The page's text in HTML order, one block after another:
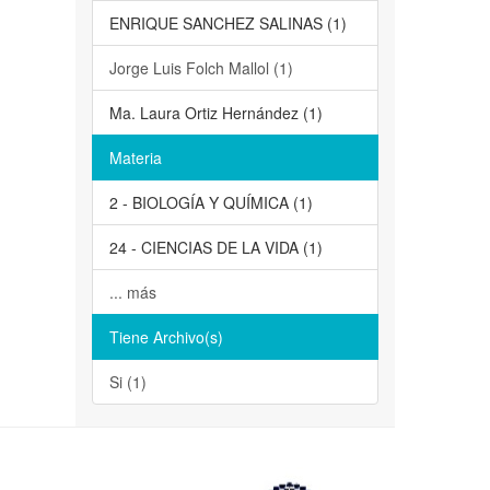
ENRIQUE SANCHEZ SALINAS (1)
Jorge Luis Folch Mallol (1)
Ma. Laura Ortiz Hernández (1)
Materia
2 - BIOLOGÍA Y QUÍMICA (1)
24 - CIENCIAS DE LA VIDA (1)
... más
Tiene Archivo(s)
Si (1)